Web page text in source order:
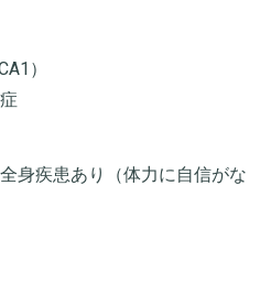
）
身疾患あり（体力に自信がな